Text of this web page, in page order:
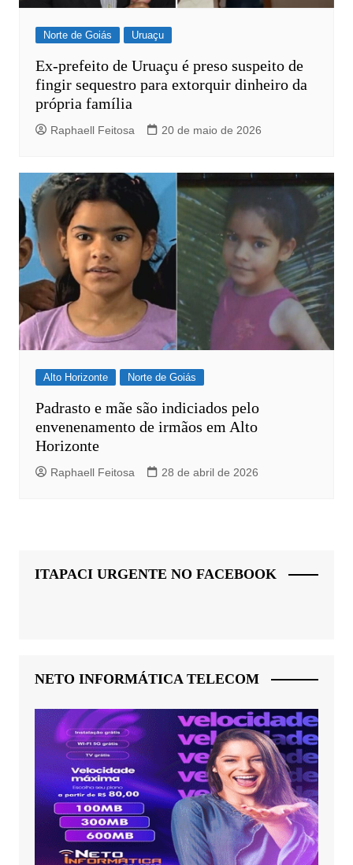
Norte de Goiás Uruaçu
Ex-prefeito de Uruaçu é preso suspeito de
fingir sequestro para extorquir dinheiro da
própria família
Raphaell Feitosa 20 de maio de 2026
Alto Horizonte Norte de Goiás
Padrasto e mãe são indiciados pelo
envenenamento de irmãos em Alto
Horizonte
Raphaell Feitosa 28 de abril de 2026
ITAPACI URGENTE NO FACEBOOK
NETO INFORMÁTICA TELECOM